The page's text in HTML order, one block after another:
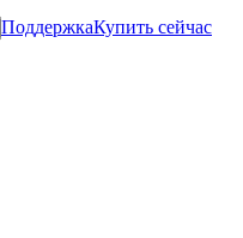
ПоддержкаКупить сейчас